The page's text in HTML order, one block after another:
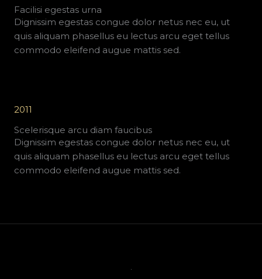
Facilisi egestas urna
Dignissim egestas congue dolor netus nec eu, ut
quis aliquam phasellus eu lectus arcu eget tellus
commodo eleifend augue mattis sed.
2011
Scelerisque arcu diam faucibus
Dignissim egestas congue dolor netus nec eu, ut
quis aliquam phasellus eu lectus arcu eget tellus
commodo eleifend augue mattis sed.